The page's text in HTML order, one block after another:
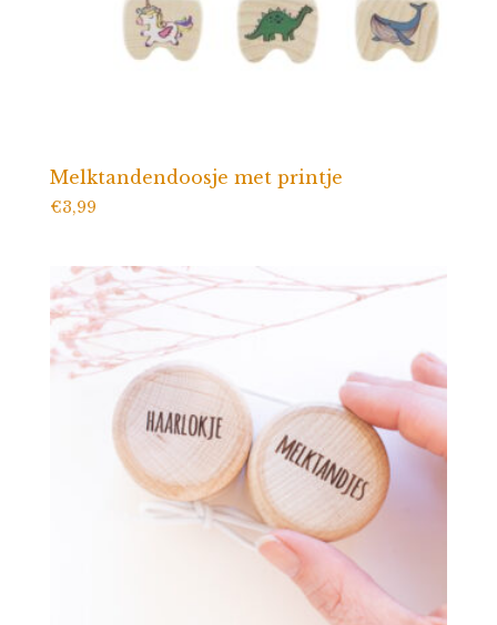
Melktandendoosje met printje
€3,99